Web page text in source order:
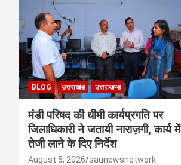
BLOG उत्तराखंड उत्तराखण्ड
मंडी परिषद की धीमी कार्यप्रगति पर
जिलाधिकारी ने जतायी नाराज़गी, कार्य में
तेजी लाने के दिए निर्देश
August 5, 2026 saunewsnetwork